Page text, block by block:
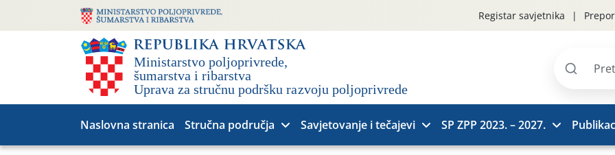
Registar savjetnika
Pretraži
Naslovna stranica Stručna područja Savjetovanje i tečajevi SP ZPP 2023. – 2027.